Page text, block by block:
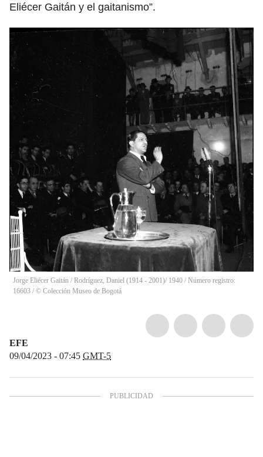
Eliécer Gaitán y el gaitanismo”.
Jorge Eliécer Gaitán / Rodríguez, Daniel (1914 - 2001)/ 1940 / Número registro:
16603 / © Colección Museo de Bogotá
EFE
09/04/2023 - 07:45 GMT-5